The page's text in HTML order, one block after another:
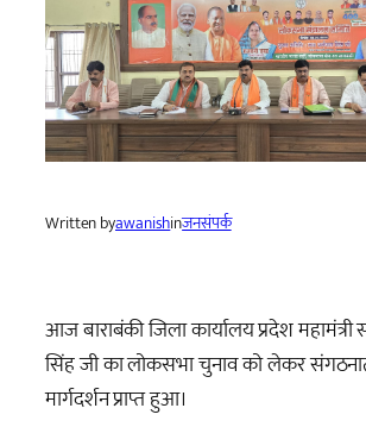
Written byawanishinजनसंपर्क
आज बाराबंकी जिला कार्यालय प्रदेश महामंत्री
सिंह जी का लोकसभा चुनाव को लेकर
मार्गदर्शन प्राप्त हुआ।